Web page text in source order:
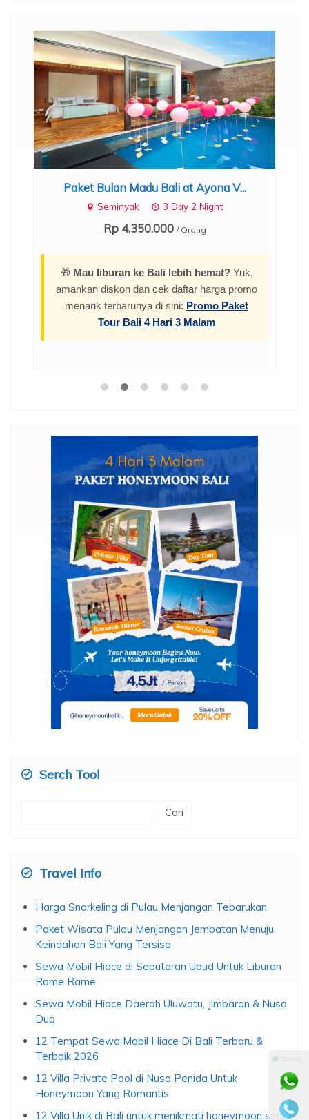
Paket Bulan Madu Bali at Ayona V...
Seminyak 3 Day 2 Night
Rp 4.350.000 / Orang
🎁 Mau liburan ke Bali lebih hemat?Yuk,
amankan diskon dan cek daftar harga promo
menarik terbarunya di sini: Promo Paket
Tour Bali 4 Hari 3 Malam
Serch Tool
Travel Info
Harga Snorkeling di Pulau Menjangan Tebarukan
Paket Wisata Pulau Menjangan Jembatan Menuju
Keindahan Bali Yang Tersisa
Sewa Mobil Hiace di Seputaran Ubud Untuk Liburan
Rame Rame
Sewa Mobil Hiace Daerah Uluwatu, Jimbaran & Nusa
Dua
12 Tempat Sewa Mobil Hiace Di Bali Terbaru &
Terbaik 2026
12 Villa Private Pool di Nusa Penida Untuk
Honeymoon Yang Romantis
12 Villa Unik di Bali untuk menikmati honeymoon seru
⚫ Online